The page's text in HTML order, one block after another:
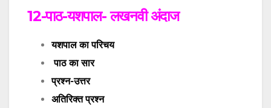
12-पाठ-यशपाल- लखनवी अंदाज
यशपाल का परिचय
पाठ का सार
प्रश्न-उत्तर
अतिरिक्त प्रश्न